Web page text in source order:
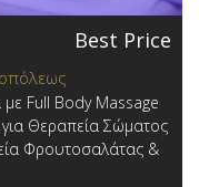
Best Price
Full Body Massage
Θεραπεία Σώματος
Φρουτοσαλάτας &